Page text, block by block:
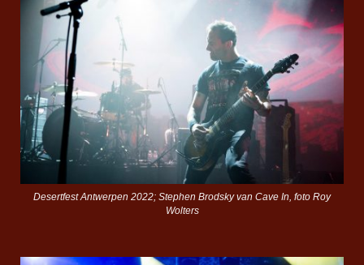
Desertfest Antwerpen 2022; Stephen Brodsky van Cave In, foto Roy
Wolters